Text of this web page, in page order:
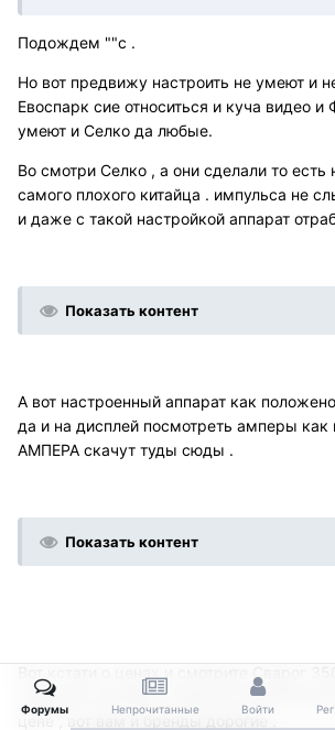
Подождем ""с .
Но вот предвижу настроить не умеют и
Евоспарк сие относиться и куча видео
умеют и Селко да любые.
Во смотри Селко , а они сделали то есть
самого плохого китайца . импульса не
и даже с такой настройкой аппарат
Показать контент
А вот настроенный аппарат как
да и на дисплей посмотреть амперы
АМПЕРА скачут туды сюды .
Показать контент
наверное помнишь Сварога) переплюнул
цене , вот вам и бренды дорогие .
Форумы Непрочитанные Войти